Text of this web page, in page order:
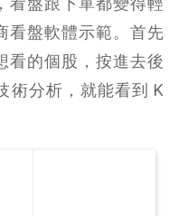
看盤軟體示範。首先
看的個股，按進去後
術分析，就能看到 K